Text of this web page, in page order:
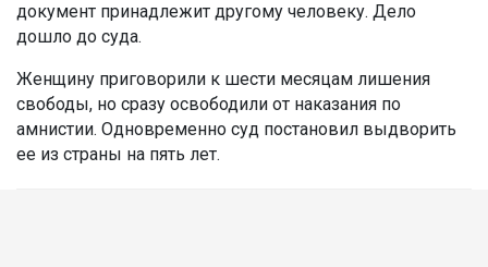
документ принадлежит другому человеку. Дело
дошло до суда.
Женщину приговорили к шести месяцам лишения
свободы, но сразу освободили от наказания по
амнистии. Одновременно суд постановил выдворить
ее из страны на пять лет.